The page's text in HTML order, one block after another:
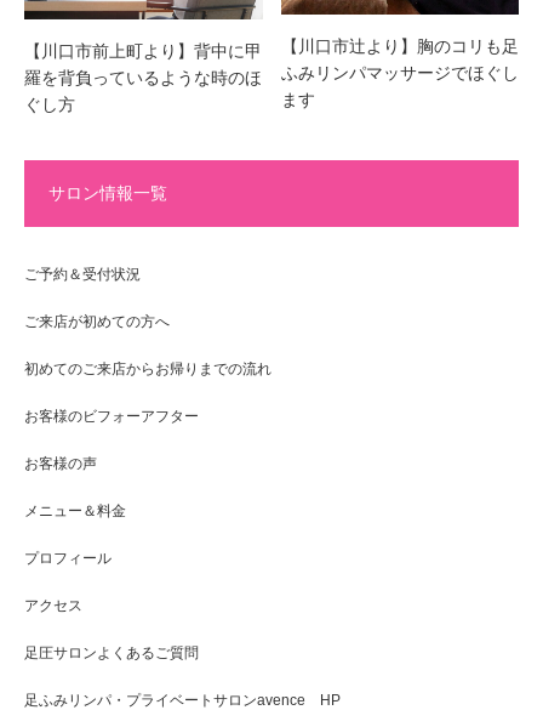
【川口市前上町より】背中に甲
羅を背負っているような時のほ
ぐし方
【川口市辻より】胸のコリも足
ふみリンパマッサージでほぐし
ます
サロン情報一覧
ご予約＆受付状況
ご来店が初めての方へ
初めてのご来店からお帰りまでの流れ
お客様のビフォーアフター
お客様の声
メニュー＆料金
プロフィール
アクセス
足圧サロンよくあるご質問
足ふみリンパ・プライベートサロンavence HP